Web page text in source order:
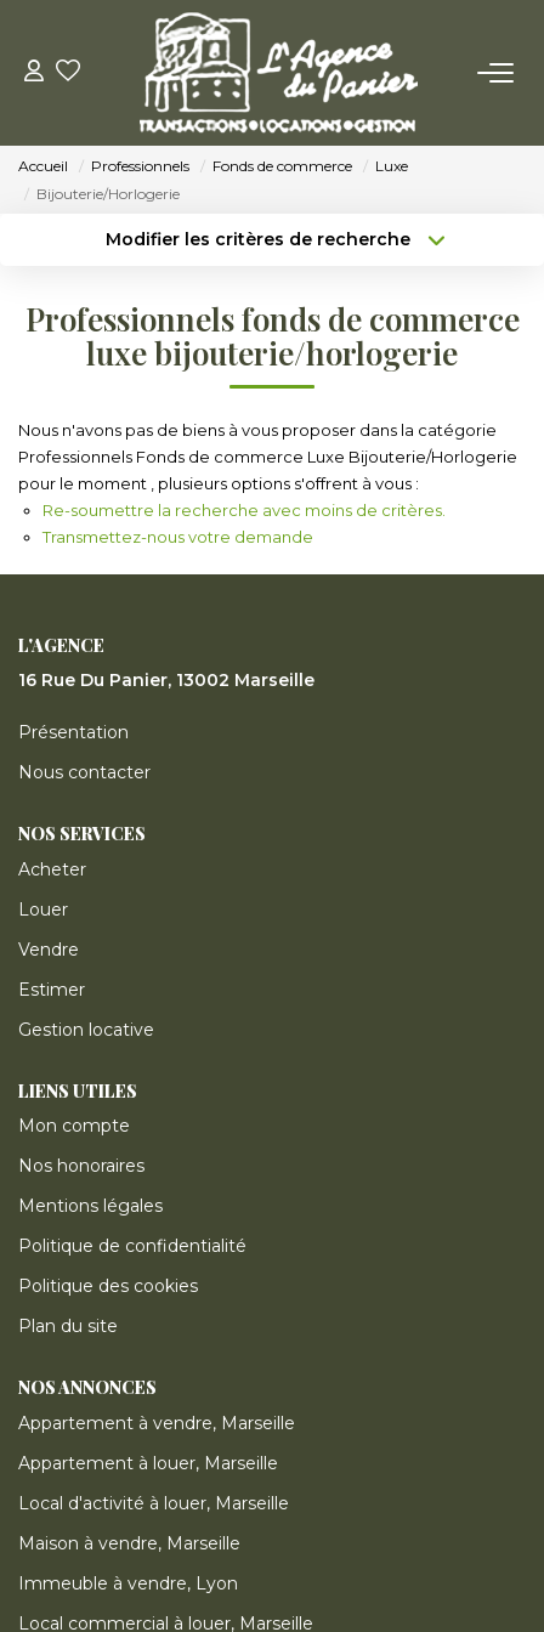
ACHETER
LOUER
Louer
VENDRE
Accueil Professionnels Fonds de commerce
Luxe
Bijouterie/Horlogerie
Modifier les critères de recherche
Sélectionnez...
Type de bien
Surface min
Créer une alerte
Professionnels fonds de commerce
luxe bijouterie/horlogerie
Nous n'avons pas de biens à vous proposer dans la catégorie
Professionnels Fonds de commerce Luxe Bijouterie/Horlogerie
pour le moment , plusieurs options s'offrent à vous :
Re-soumettre la recherche avec moins de critères.
Transmettez-nous votre demande
L'AGENCE
16 Rue Du Panier, 13002 Marseille
Présentation
Nous contacter
NOS SERVICES
Acheter
Louer
Vendre
Estimer
Gestion locative
LIENS UTILES
Mon compte
Nos honoraires
Mentions légales
Politique de confidentialité
Politique des cookies
Plan du site
NOS ANNONCES
Appartement à vendre, Marseille
Appartement à louer, Marseille
Local d'activité à louer, Marseille
Maison à vendre, Marseille
Immeuble à vendre, Lyon
Local commercial à louer, Marseille